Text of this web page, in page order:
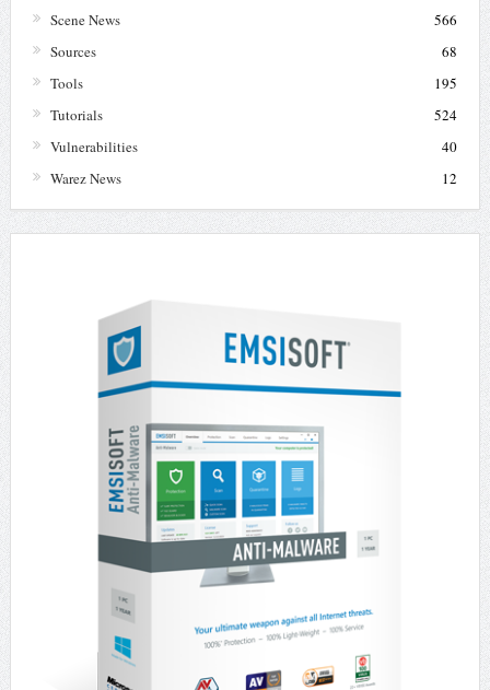
Scene News
566
Sources
68
Tools
195
Tutorials
524
Vulnerabilities
40
Warez News
12